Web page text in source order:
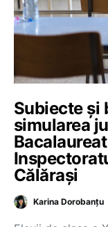
Subiecte și
simularea
Călărași
Karina Dorobanțu